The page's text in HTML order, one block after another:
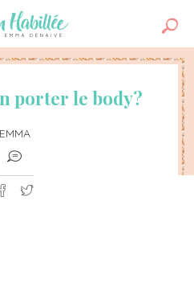
porter le body?
EMMA